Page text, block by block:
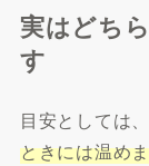
実はどち
す
目安としては
ときには温め